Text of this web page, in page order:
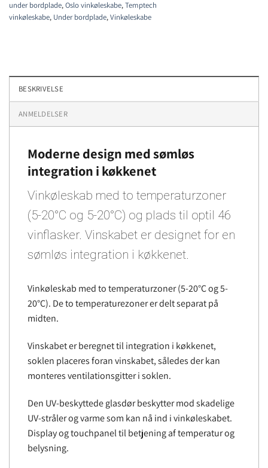
under bordplade,Oslo vinkøleskabe,Temptech
vinkøleskabe, Under bordplade,Vinkøleskabe
BESKRIVELSE
ANMELDELSER
Moderne design med sømløs
integration i køkkenet
Vinkøleskab med to temperaturzoner
(5-20°C og 5-20°C) og plads til optil 46
vinflasker. Vinskabet er designet for en
sømløs integration i køkkenet.
Vinkøleskab med to temperaturzoner (5-20°C og 5-
20°C). De to temperaturezoner er delt separat på
midten.
Vinskabet er beregnet til integration i køkkenet,
soklen placeres foran vinskabet, således der kan
monteres ventilationsgitter i soklen.
Den UV-beskyttede glasdør beskytter mod skadelige
UV-stråler og varme som kan nå ind i vinkøleskabet.
Display og touchpanel til betjening af temperatur og
belysning.